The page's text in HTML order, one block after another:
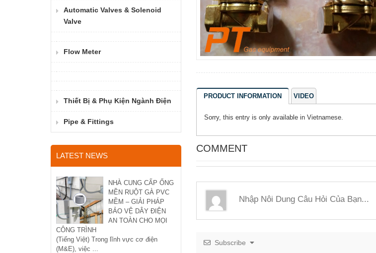
Automatic Valves & Solenoid
Valve
Flow Meter
Thiết Bị & Phụ Kiện Ngành Điện
Pipe & Fittings
LATEST NEWS
NHÀ CUNG CẤP ỐNG
MỀN RUỘT GÀ PVC
MỀM – GIẢI PHÁP
BẢO VỆ DÂY ĐIỆN
AN TOÀN CHO MỌI
CÔNG TRÌNH
(Tiếng Việt) Trong lĩnh vực cơ điện
(M&E), việc ...
PRODUCT INFORMATION VIDEO
Sorry, this entry is only available in Vietnamese.
COMMENT
Subscribe